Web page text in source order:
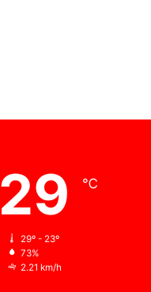
29 ℃
29º - 23º
73%
2.21 km/h